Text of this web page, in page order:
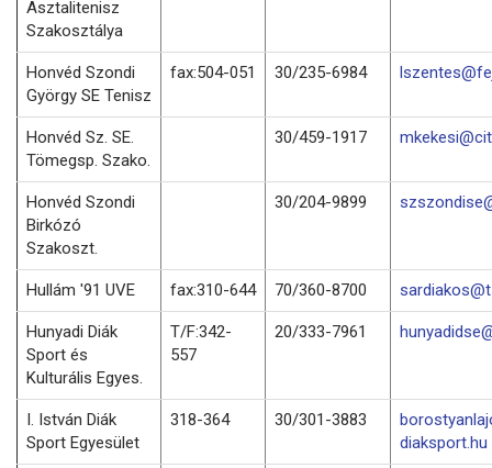
Asztalitenisz
Szakosztálya
Honvéd Szondi
György SE Tenisz
fax:504-051 30/235-6984
Honvéd Sz. SE.
Tömegsp. Szako.
30/459-1917
Honvéd Szondi
Birkózó
Szakoszt.
30/204-9899
Hullám '91 UVE fax:310-644 70/360-8700
Hunyadi Diák
Sport és
Kulturális Egyes.
T/F:342-
557
20/333-7961
I. István Diák
Sport Egyesület
318-364 30/301-3883
diaksport.hu